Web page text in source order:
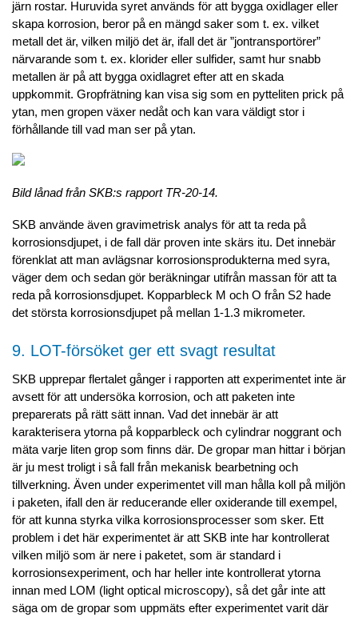
järn rostar. Huruvida syret används för att bygga oxidlager eller
skapa korrosion, beror på en mängd saker som t. ex. vilket
metall det är, vilken miljö det är, ifall det är ”jontransportörer”
närvarande som t. ex. klorider eller sulfider, samt hur snabb
metallen är på att bygga oxidlagret efter att en skada
uppkommit. Gropfrätning kan visa sig som en pytteliten prick på
ytan, men gropen växer nedåt och kan vara väldigt stor i
förhållande till vad man ser på ytan.
Bild lånad från SKB:s rapport TR-20-14.
SKB använde även gravimetrisk analys för att ta reda på
korrosionsdjupet, i de fall där proven inte skärs itu. Det innebär
förenklat att man avlägsnar korrosionsprodukterna med syra,
väger dem och sedan gör beräkningar utifrån massan för att ta
reda på korrosionsdjupet. Kopparbleck M och O från S2 hade
det största korrosionsdjupet på mellan 1-1.3 mikrometer.
9. LOT-försöket ger ett svagt resultat
SKB upprepar flertalet gånger i rapporten att experimentet inte är
avsett för att undersöka korrosion, och att paketen inte
preparerats på rätt sätt innan. Vad det innebär är att
karakterisera ytorna på kopparbleck och cylindrar noggrant och
mäta varje liten grop som finns där. De gropar man hittar i början
är ju mest troligt i så fall från mekanisk bearbetning och
tillverkning. Även under experimentet vill man hålla koll på miljön
i paketen, ifall den är reducerande eller oxiderande till exempel,
för att kunna styrka vilka korrosionsprocesser som sker. Ett
problem i det här experimentet är att SKB inte har kontrollerat
vilken miljö som är nere i paketet, som är standard i
korrosionsexperiment, och har heller inte kontrollerat ytorna
innan med LOM (light optical microscopy), så det går inte att
säga om de gropar som uppmäts efter experimentet varit där